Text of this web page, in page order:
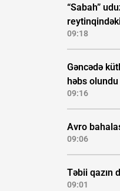
“Sabah”
09:18
Gəncədə
həbs olundu
09:16
Avro
09:06
Təbii qazın
09:01